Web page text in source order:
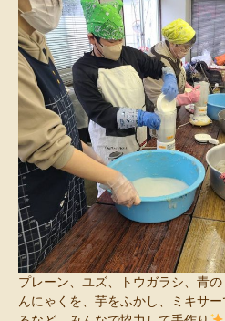
プレーン、ユズ、トウガラシ、青
んにゃくを、芋をふかし、ミキサ